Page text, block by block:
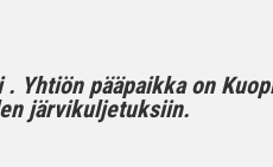
Yhtiön pääpaikka on
järvikuljetuksiin.